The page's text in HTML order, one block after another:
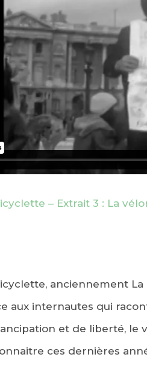
– Extrait 3 : La
anciennement
aux internautes qui
et de liberté, le
ces dernières